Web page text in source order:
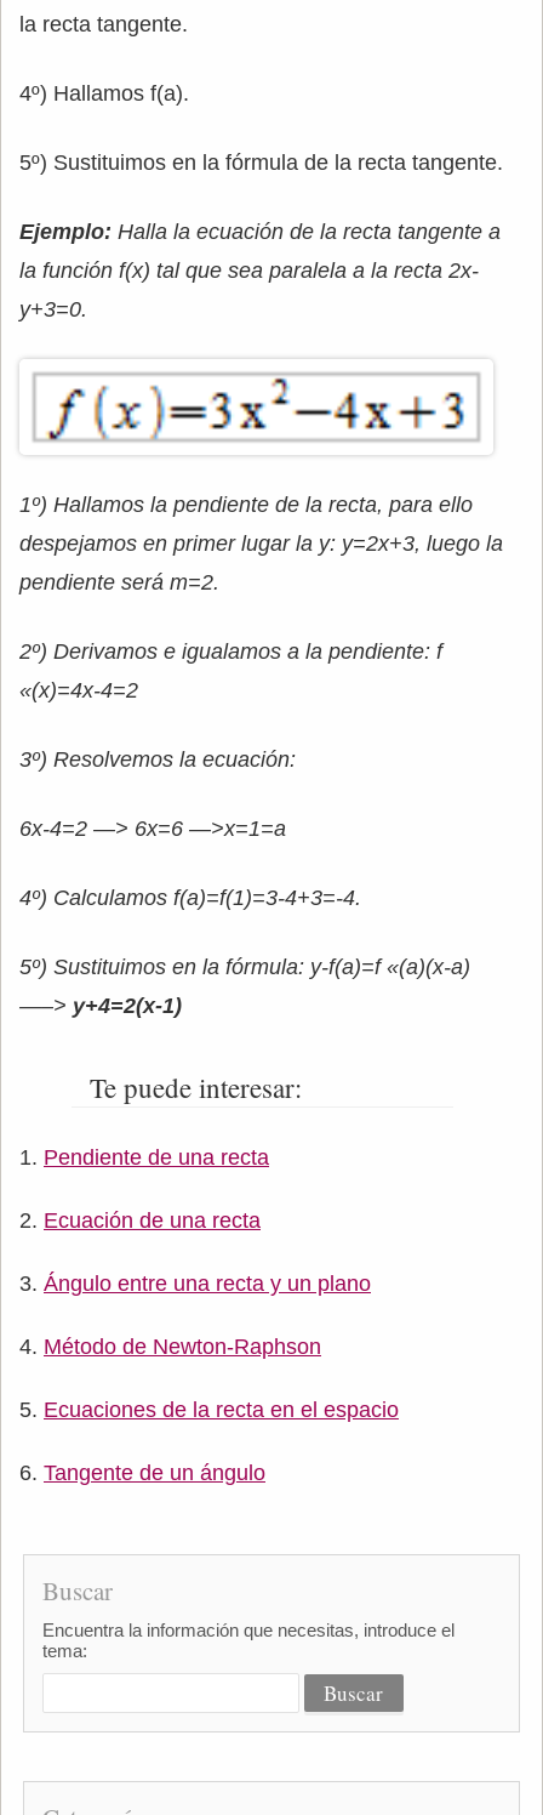
la recta tangente.
4º) Hallamos f(a).
5º) Sustituimos en la fórmula de la recta tangente.
Ejemplo: Halla la ecuación de la recta tangente a
la función f(x) tal que sea paralela a la recta 2x-
y+3=0.
1º) Hallamos la pendiente de la recta, para ello
despejamos en primer lugar la y: y=2x+3, luego la
pendiente será m=2.
2º) Derivamos e igualamos a la pendiente: f
«(x)=4x-4=2
3º) Resolvemos la ecuación:
6x-4=2 —> 6x=6 —>x=1=a
4º) Calculamos f(a)=f(1)=3-4+3=-4.
5º) Sustituimos en la fórmula: y-f(a)=f «(a)(x-a)
—–> y+4=2(x-1)
Te puede interesar:
Pendiente de una recta
Ecuación de una recta
Ángulo entre una recta y un plano
Método de Newton-Raphson
Ecuaciones de la recta en el espacio
Tangente de un ángulo
Buscar
Encuentra la información que necesitas, introduce el
tema: